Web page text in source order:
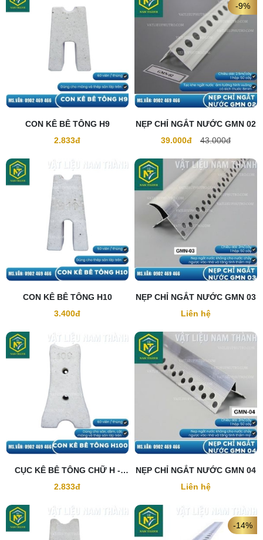
CON KÊ BÊ TÔNG H9
2.833đ
NẸP CHỈ NGẮT NƯỚC GMN 02
39.000đ
43.000đ
-9%
CON KÊ BÊ TÔNG H10
3.400đ
NẸP CHỈ NGẮT NƯỚC GMN 03
Liên hệ
CỤC KÊ BÊ TÔNG CHỮ H -
100MM
2.833đ
NẸP CHỈ NGẮT NƯỚC GMN 04
Liên hệ
-14%